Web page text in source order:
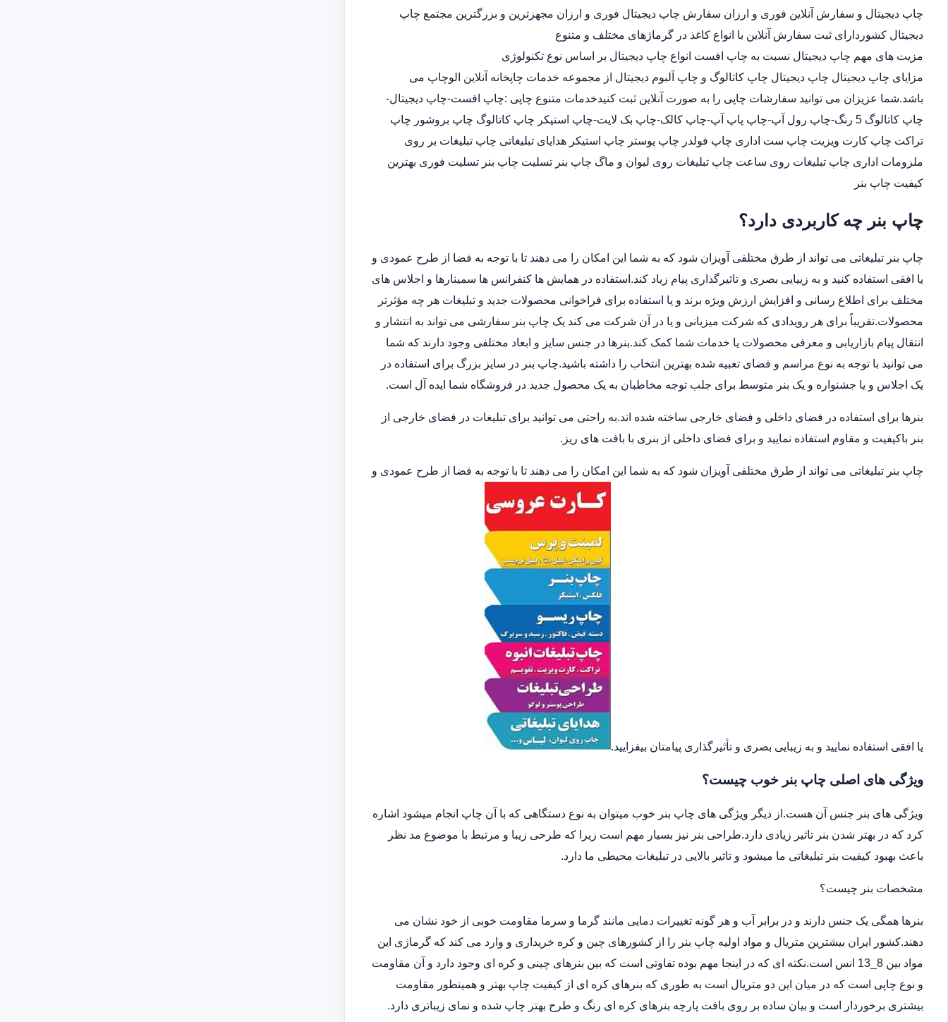
چاپ دیجیتال و سفارش آنلاین فوری و ارزان سفارش چاپ دیجیتال فوری و ارزان مجهزترین و بزرگترین مجتمع چاپ
دیجیتال کشوردارای ثبت سفارش آنلاین با انواع کاغذ در گرماژهای مختلف و متنوع
مزیت های مهم چاپ دیجیتال نسبت به چاپ افست انواع چاپ دیجیتال بر اساس نوع تکنولوژی
مزایای چاپ دیجیتال چاپ دیجیتال چاپ کاتالوگ و چاپ آلبوم دیجیتال از مجموعه خدمات چاپخانه آنلاین الوچاپ می
باشد.شما عزیزان می توانید سفارشات چاپی را به صورت آنلاین ثبت کنیدخدمات متنوع چاپی :چاپ افست-چاپ دیجیتال-
چاپ کاتالوگ 5 رنگ-چاپ رول آپ-چاپ پاپ آپ-چاپ کالک-چاپ بک لایت-چاپ استیکر چاپ کاتالوگ چاپ بروشور چاپ
تراکت چاپ کارت ویزیت چاپ ست اداری چاپ فولدر چاپ پوستر چاپ استیکر هدایای تبلیغاتی چاپ تبلیغات بر روی
ملزومات اداری چاپ تبلیغات روی ساعت چاپ تبلیغات روی لیوان و ماگ چاپ بنر تسلیت چاپ بنر تسلیت فوری بهترین
کیفیت چاپ بنر
چاپ بنر چه کاربردی دارد؟
چاپ بنر تبلیغاتی می تواند از طرق مختلفی آویزان شود که به شما این امکان را می دهند تا با توجه به فضا از طرح عمودی و
یا افقی استفاده کنید و به زییایی بصری و تاثیرگذاری پیام زیاد کند.استفاده در همایش ها کنفرانس ها سمینارها و اجلاس های
مختلف برای اطلاع رسانی و افزایش ارزش ویژه برند و یا استفاده برای فراخوانی محصولات جدید و تبلیغات هر چه مؤثرتر
محصولات.تقریباً برای هر رویدادی که شرکت میزبانی و یا در آن شرکت می کند یک چاپ بنر سفارشی می تواند به انتشار و
انتقال پیام بازاریابی و معرفی محصولات یا خدمات شما کمک کند.بنرها در جنس سایز و ابعاد مختلفی وجود دارند که شما
می توانید با توجه به نوع مراسم و فضای تعبیه شده بهترین انتخاب را داشته باشید.چاپ بنر در سایز بزرگ برای استفاده در
یک اجلاس و یا جشنواره و یک بنر متوسط برای جلب توجه مخاطبان به یک محصول جدید در فروشگاه شما ایده آل است.
بنرها برای استفاده در فضای داخلی و فضای خارجی ساخته شده اند.به راحتی می توانید برای تبلیغات در فضای خارجی از
بنر باکیفیت و مقاوم استفاده نمایید و برای فضای داخلی از بنری با بافت های ریز.
چاپ بنر تبلیغاتی می تواند از طرق مختلفی آویزان شود که به شما این امکان را می دهند تا با توجه به فضا از طرح عمودی و
یا افقی استفاده نمایید و به زیبایی بصری و تأثیرگذاری پیامتان بیفزایید.
ویژگی های اصلی چاپ بنر خوب چیست؟
ویژگی های بنر جنس آن هست.از دیگر ویژگی های چاپ بنر خوب میتوان به نوع دستگاهی که با آن چاپ انجام میشود اشاره
کرد که در بهتر شدن بنر تاثیر زیادی دارد.طراحی بنر نیز بسیار مهم است زیرا که طرحی زیبا و مرتبط با موضوع مد نظر
باعث بهبود کیفیت بنر تبلیغاتی ما میشود و تاثیر بالایی در تبلیغات محیطی ما دارد.
مشخصات بنر چیست؟
بنرها همگی یک جنس دارند و در برابر آب و هر گونه تغییرات دمایی مانند گرما و سرما مقاومت خوبی از خود نشان می
دهند.کشور ایران بیشترین متریال و مواد اولیه چاپ بنر را از کشورهای چین و کره خریداری و وارد می کند که گرماژی این
مواد بین 8_13 انس است.نکته ای که در اینجا مهم بوده تفاوتی است که بین بنرهای چینی و کره ای وجود دارد و آن مقاومت
و نوع چاپی است که در میان این دو متریال است به طوری که بنرهای کره ای از کیفیت چاپ بهتر و همینطور مقاومت
بیشتری برخوردار است و بیان ساده بر روی بافت پارچه بنرهای کره ای رنگ و طرح بهتر چاپ شده و نمای زیباتری دارد.